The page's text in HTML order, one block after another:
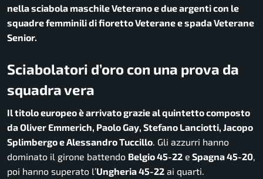
nella sciabola maschile Veterano e due argenti con le
squadre femminili di fioretto Veterane e spada Veterane
Senior.
Sciabolatori d’oro con una prova da
squadra vera
Il titolo europeo è arrivato grazie al quintetto composto
da Oliver Emmerich, Paolo Gay, Stefano Lanciotti, Jacopo
Splimbergo e Alessandro Tuccillo. Gli azzurri hanno
dominato il girone battendo Belgio 45-22 e Spagna 45-20,
poi hanno superato l’Ungheria 45-22 ai quarti.